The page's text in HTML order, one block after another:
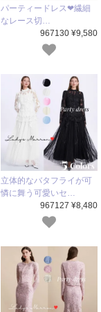
パーティードレス❤繊細
なレース切…
967130 ¥9,580
立体的なバタフライが可
憐に舞う可愛いセ…
967127 ¥8,480